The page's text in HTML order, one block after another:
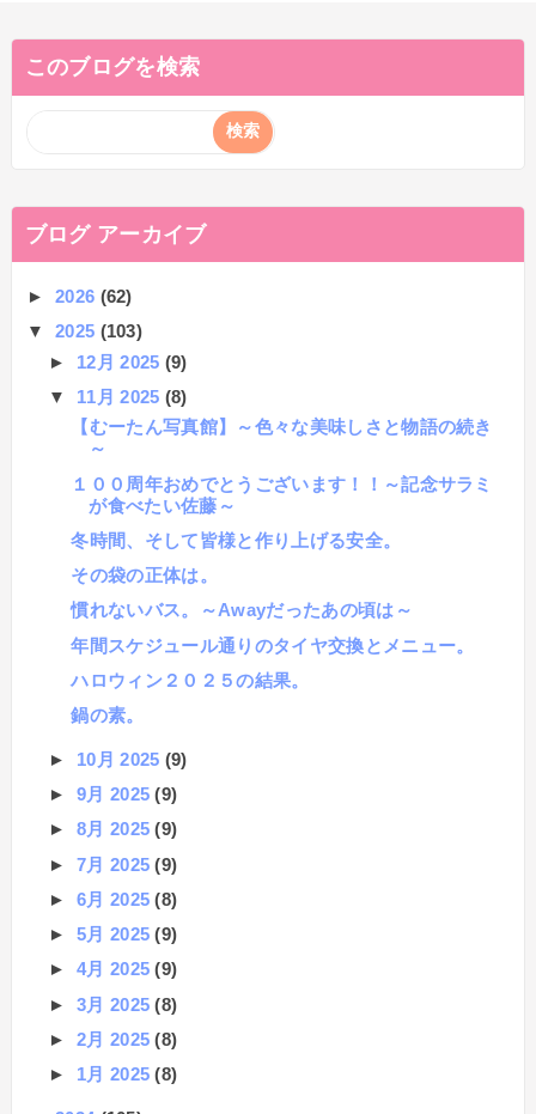
このブログを検索
ブログ アーカイブ
► 2026 (62)
▼ 2025 (103)
► 12月 2025 (9)
▼ 11月 2025 (8)
【むーたん写真館】～色々な美味しさと物語の続き
～
１００周年おめでとうございます！！～記念サラミ
が食べたい佐藤～
冬時間、そして皆様と作り上げる安全。
その袋の正体は。
慣れないバス。～Awayだったあの頃は～
年間スケジュール通りのタイヤ交換とメニュー。
ハロウィン２０２５の結果。
鍋の素。
► 10月 2025 (9)
► 9月 2025(9)
► 8月 2025(9)
► 7月 2025(9)
► 6月 2025(8)
► 5月 2025(9)
► 4月 2025(9)
► 3月 2025(8)
► 2月 2025(8)
► 1月 2025(8)